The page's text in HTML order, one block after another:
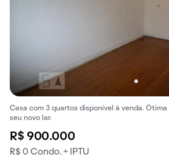
Casa com 3 quartos disponível à venda.
seu novo lar.
R$ 900.000
R$ 0 Condo. + IPTU